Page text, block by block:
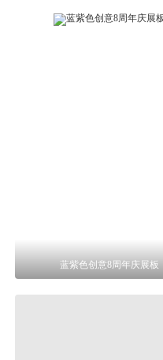
蓝紫色创意8周年庆展板